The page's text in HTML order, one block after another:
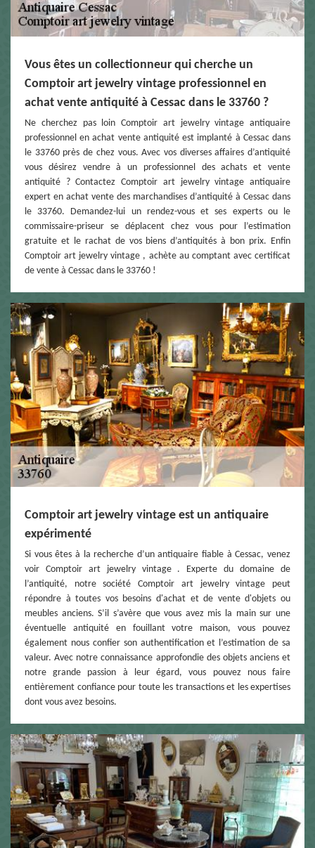
Vous êtes un collectionneur qui cherche un
Comptoir art jewelry vintage professionnel en
achat vente antiquité à Cessac dans le 33760 ?
Ne cherchez pas loin Comptoir art jewelry vintage antiquaire
professionnel en achat vente antiquité est implanté à Cessac dans
le 33760 près de chez vous. Avec vos diverses affaires d’antiquité
vous désirez vendre à un professionnel des achats et vente
antiquité ? Contactez Comptoir art jewelry vintage antiquaire
expert en achat vente des marchandises d’antiquité à Cessac dans
le 33760. Demandez-lui un rendez-vous et ses experts ou le
commissaire-priseur se déplacent chez vous pour l’estimation
gratuite et le rachat de vos biens d’antiquités à bon prix. Enfin
Comptoir art jewelry vintage , achète au comptant avec certificat
de vente à Cessac dans le 33760 !
Comptoir art jewelry vintage est un antiquaire
expérimenté
Si vous êtes à la recherche d’un antiquaire fiable à Cessac, venez
voir Comptoir art jewelry vintage . Experte du domaine de
l’antiquité, notre société Comptoir art jewelry vintage peut
répondre à toutes vos besoins d'achat et de vente d'objets ou
meubles anciens. S’il s’avère que vous avez mis la main sur une
éventuelle antiquité en fouillant votre maison, vous pouvez
également nous confier son authentification et l’estimation de sa
valeur. Avec notre connaissance approfondie des objets anciens et
notre grande passion à leur égard, vous pouvez nous faire
entièrement confiance pour toute les transactions et les expertises
dont vous avez besoins.